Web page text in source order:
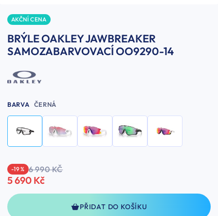
AKČNÍ CENA
BRÝLE OAKLEY JAWBREAKER
SAMOZABARVOVACÍ OO9290-14
BARVA ČERNÁ
-19 % 6 990 KČ
5 690 Kč
PŘIDAT DO KOŠÍKU